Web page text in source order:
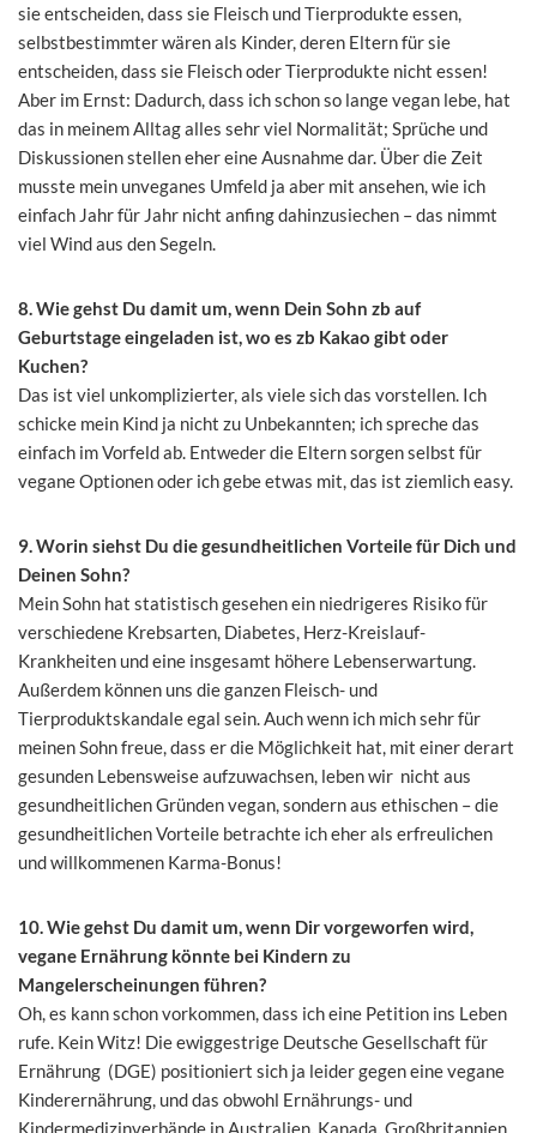
sie entscheiden, dass sie Fleisch und Tierprodukte essen,
selbstbestimmter wären als Kinder, deren Eltern für sie
entscheiden, dass sie Fleisch oder Tierprodukte nicht essen!
Aber im Ernst: Dadurch, dass ich schon so lange vegan lebe, hat
das in meinem Alltag alles sehr viel Normalität; Sprüche und
Diskussionen stellen eher eine Ausnahme dar. Über die Zeit
musste mein unveganes Umfeld ja aber mit ansehen, wie ich
einfach Jahr für Jahr nicht anfing dahinzusiechen – das nimmt
viel Wind aus den Segeln.
8. Wie gehst Du damit um, wenn Dein Sohn zb auf
Geburtstage eingeladen ist, wo es zb Kakao gibt oder
Kuchen?
Das ist viel unkomplizierter, als viele sich das vorstellen. Ich
schicke mein Kind ja nicht zu Unbekannten; ich spreche das
einfach im Vorfeld ab. Entweder die Eltern sorgen selbst für
vegane Optionen oder ich gebe etwas mit, das ist ziemlich easy.
9. Worin siehst Du die gesundheitlichen Vorteile für Dich und
Deinen Sohn?
Mein Sohn hat statistisch gesehen ein niedrigeres Risiko für
verschiedene Krebsarten, Diabetes, Herz-Kreislauf-
Krankheiten und eine insgesamt höhere Lebenserwartung.
Außerdem können uns die ganzen Fleisch- und
Tierproduktskandale egal sein. Auch wenn ich mich sehr für
meinen Sohn freue, dass er die Möglichkeit hat, mit einer derart
gesunden Lebensweise aufzuwachsen, leben wir nicht aus
gesundheitlichen Gründen vegan, sondern aus ethischen – die
gesundheitlichen Vorteile betrachte ich eher als erfreulichen
und willkommenen Karma-Bonus!
10. Wie gehst Du damit um, wenn Dir vorgeworfen wird,
vegane Ernährung könnte bei Kindern zu
Mangelerscheinungen führen?
Oh, es kann schon vorkommen, dass ich eine Petition ins Leben
rufe. Kein Witz! Die ewiggestrige Deutsche Gesellschaft für
Ernährung (DGE) positioniert sich ja leider gegen eine vegane
Kinderernährung, und das obwohl Ernährungs- und
Kindermedizinverbände in Australien, Kanada, Großbritannien